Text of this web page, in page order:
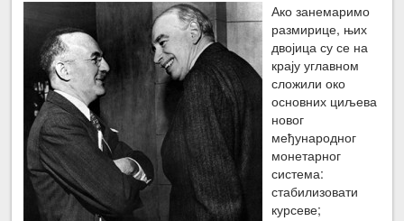
Ако занемаримо
размирице, њих
двојица су се на
крају углавном
сложили око
основних циљева
новог
међународног
монетарног
система:
стабилизовати
курсеве;